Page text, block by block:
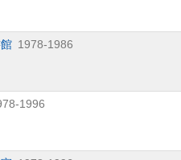
1978-1986
1996